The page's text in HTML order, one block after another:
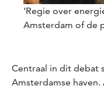
‘Regie over
Amsterdam of de
Centraal in dit debat
Amsterdamse